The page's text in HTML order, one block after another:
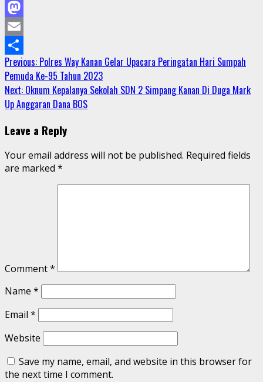
Facebook
Mastodon
Email
Share
Continue
Reading
Previous: Polres Way Kanan Gelar Upacara Peringatan Hari Sumpah
Pemuda Ke-95 Tahun 2023
Next: Oknum Kepalanya Sekolah SDN 2 Simpang Kanan Di Duga Mark
Up Anggaran Dana BOS
Leave a Reply
Your email address will not be published. Required fields
are marked *
Comment*
Name *
Email *
Website
Save my name, email, and website in this browser for
the next time I comment.